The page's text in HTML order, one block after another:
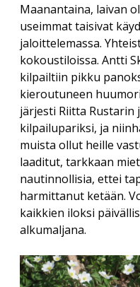
Maanantaina, laivan
useimmat taisivat
jaloittelemassa.
kokoustiloissa. Antti
kilpailtiin pikku
kieroutuneen
järjesti Riitta Rustarin
kilpailupariksi, ja
muista ollut heille
laaditut, tarkkaan
nautinnollisia, ettei
harmittanut ketään.
kaikkien iloksi
alkumaljana.